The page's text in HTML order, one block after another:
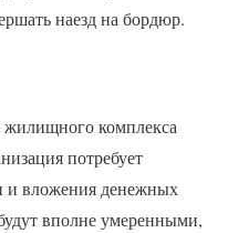
наезд на бордюр.
жилищного комплекса
потребует
и вложения денежных
вполне умеренными,